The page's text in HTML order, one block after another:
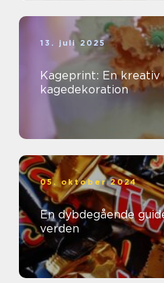
13. juli 2025
Kageprint: En
kagedekoration
05. oktober 2024
En dybdegående
verden